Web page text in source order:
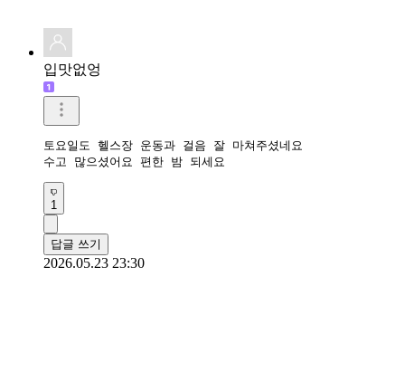
입맛없엉
토요일도 헬스장 운동과 걸음 잘 마쳐주셨네요
수고 많으셨어요 편한 밤 되세요
1
답글 쓰기
2026.05.23 23:30